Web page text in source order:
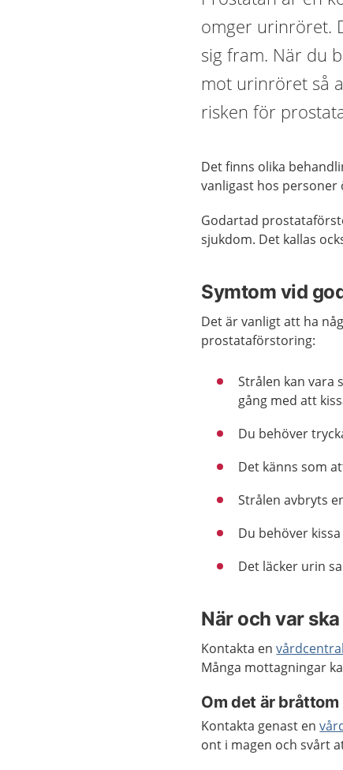
omger urinröret.
sig fram. När du
mot urinröret så
risken för
Det finns olika
vanligast hos personer
Godartad
sjukdom. Det kallas
Symtom vid
Det är vanligt att ha
prostataförstoring:
Strålen kan vara
gång med att
Du behöver
Det känns som
Strålen avbryts
Du behöver
Det läcker urin
När och var
Kontakta envårdcentral
Många mottagningar
Om det är bråttom
Kontakta genast en
ont i magen och svårt